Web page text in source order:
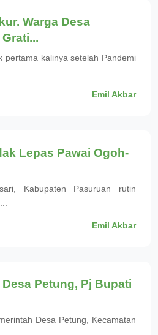
Warga Desa
pertama kalinya setelah Pandemi
Emil Akbar
Lepas Pawai Ogoh-
Kabupaten Pasuruan rutin
Emil Akbar
Petung, Pj Bupati
Desa Petung, Kecamatan